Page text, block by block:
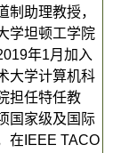
制助理教授，
学坦顿工学院
年1月加入
大学计算机科
担任特任教
国家级及国际
在IEEE TACO